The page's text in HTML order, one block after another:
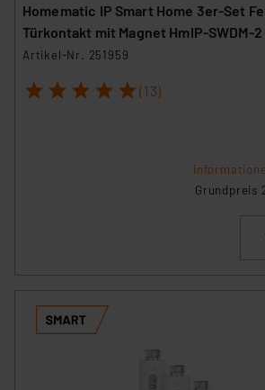
Homematic IP Smart Home 3er-Set
Türkontakt mit Magnet HmIP-SWDM-2
Artikel-Nr. 251959
1 2 3 4 5 (13)
Grundpreis